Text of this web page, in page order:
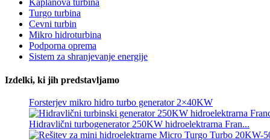
Turgo turbina
Cevni turbin
Mikro hidroturbina
Podporna oprema
Sistem za shranjevanje energije
Izdelki, ki jih predstavljamo
Alternativni hidroelektrarni generator 500KW Fra...
Nizki stroški gradnje, visoka učinkovitost, nizka toplota ...
20ft 250KWh 582KWh kontejnerizirana litij-ionska baterija...
Majhna mikro hidroelektrarna s fiksnim rezilom 10 kW 12 kW
Forsterjev mikro hidro turbo generator 2×40KW
Hidravlični turbogenerator 250KW hidroelektrarna Fran...